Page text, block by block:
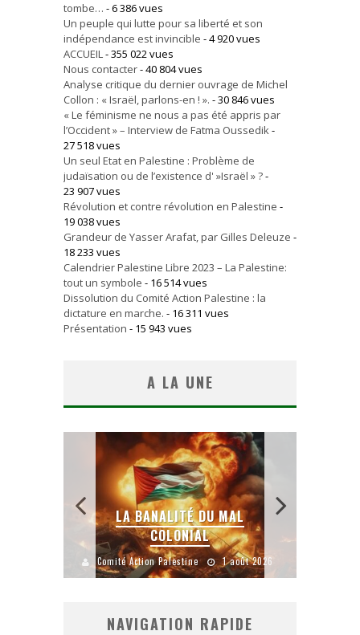
tombe… - 6 386 vues
Un peuple qui lutte pour sa liberté et son
indépendance est invincible - 4 920 vues
ACCUEIL - 355 022 vues
Nous contacter- 40 804 vues
Analyse critique du dernier ouvrage de Michel
Collon : « Israël, parlons-en ! ». - 30 846 vues
« Le féminisme ne nous a pas été appris par
l’Occident » – Interview de Fatma Oussedik -
27 518 vues
Un seul Etat en Palestine : Problème de
judaïsation ou de l’existence d' »Israël » ?-
23 907 vues
Révolution et contre révolution en Palestine -
19 038 vues
Grandeur de Yasser Arafat, par Gilles Deleuze -
18 233 vues
Calendrier Palestine Libre 2023 – La Palestine:
tout un symbole - 16 514 vues
Dissolution du Comité Action Palestine : la
dictature en marche. - 16 311 vues
Présentation - 15 943 vues
A LA UNE
LA BANALITÉ DU MAL
COLONIAL
Comité Action Palestine 1 août 2026
NAVIGATION RAPIDE